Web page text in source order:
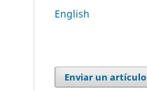
English
Enviar un artículo